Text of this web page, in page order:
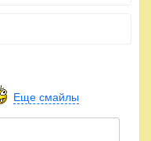
Еще смайлы